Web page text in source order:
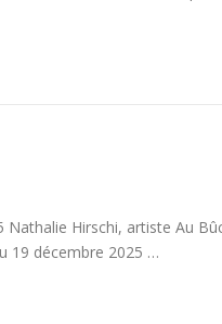
Hirschi, artiste Au
19 décembre 2025 …